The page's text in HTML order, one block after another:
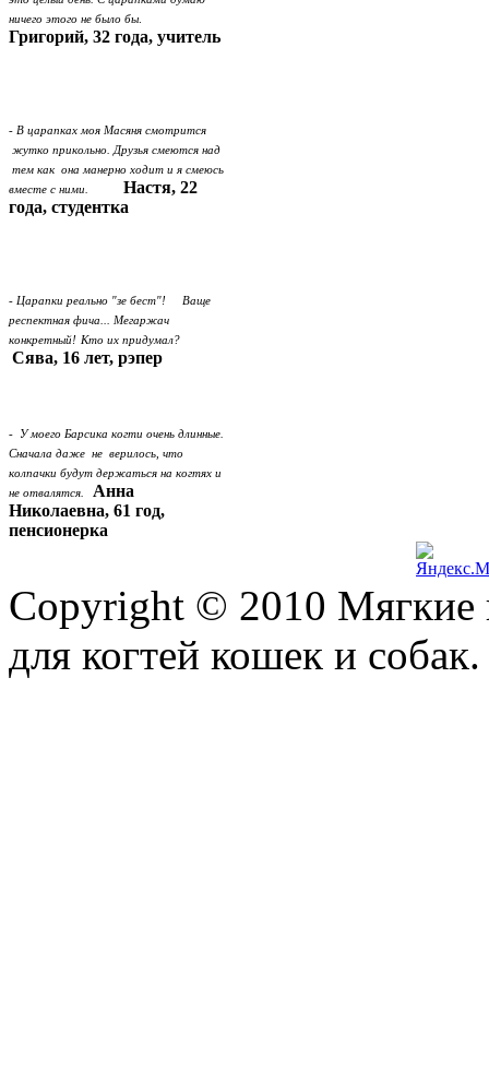
ничего этого не было бы
Григорий, 32 года, учитель
- В царапках моя Масяня смотрится
жутко прикольно. Друзья смеются над
тем как она манерно ходит и я смеюсь
вместе с ними.
Настя, 22
года, студентка
- Царапки реально "зе бест"! Ваще
респектная фича... Мегаржач
конкретный! Кто их придумал?
Сява, 16 лет, рэпер
- У моего Барсика когти очень длинные.
Сначала даже не верилось, что
колпачки будут держаться на когтях и
не отвалятся.
Анна
Николаевна, 61 год,
пенсионерка
Copyright © 2010 Мягкие
для когтей кошек и